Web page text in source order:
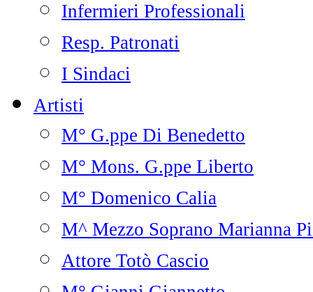
Infermieri Professionali
Resp. Patronati
I Sindaci
Artisti
M° G.ppe Di Benedetto
M° Mons. G.ppe Liberto
M° Domenico Calia
M^ Mezzo Soprano Marianna
Attore Totò Cascio